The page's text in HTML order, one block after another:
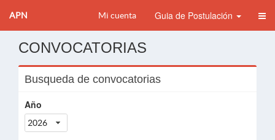
APN Mi cuenta Guia de Postulación
CONVOCATORIAS
Busqueda de convocatorias
Año
2026